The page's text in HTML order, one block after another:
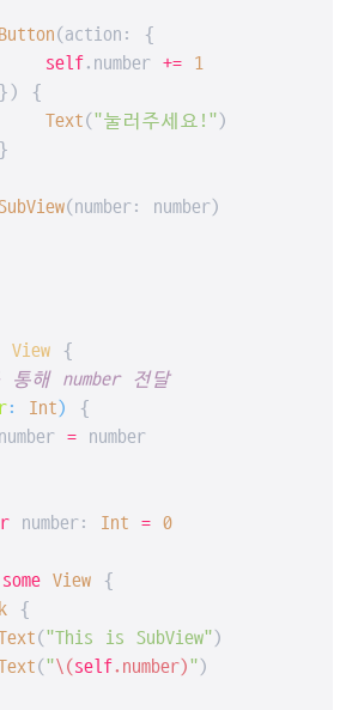
Button(action: {
self.number +=
1
{
Text("눌러주세요!")
(number: number)
View
{
해 number 전달
: Int)
{
= number
number: Int = 0
some View {
{
("This is SubView")
("\(self.number)")